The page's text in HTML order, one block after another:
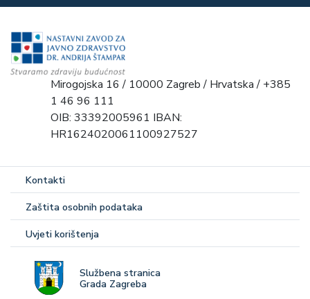
Mirogojska 16 / 10000 Zagreb / Hrvatska / +385
1 46 96 111
OIB: 33392005961 IBAN:
HR1624020061100927527
Kontakti
Zaštita osobnih podataka
Uvjeti korištenja
Službena stranica
Grada Zagreba